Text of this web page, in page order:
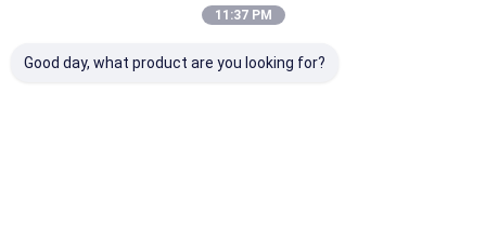
11:37 PM
Good day, what product are you looking for?